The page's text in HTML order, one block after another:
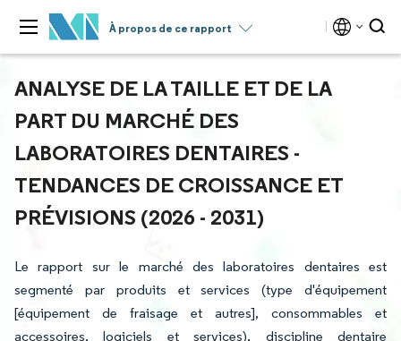
À propos de ce rapport
ANALYSE DE LA TAILLE ET DE LA
PART DU MARCHÉ DES
LABORATOIRES DENTAIRES -
TENDANCES DE CROISSANCE ET
PRÉVISIONS (2026 - 2031)
Le rapport sur le marché des laboratoires dentaires est
segmenté par produits et services (type d'équipement
[équipement de fraisage et autres], consommables et
accessoires, logiciels et services), discipline dentaire